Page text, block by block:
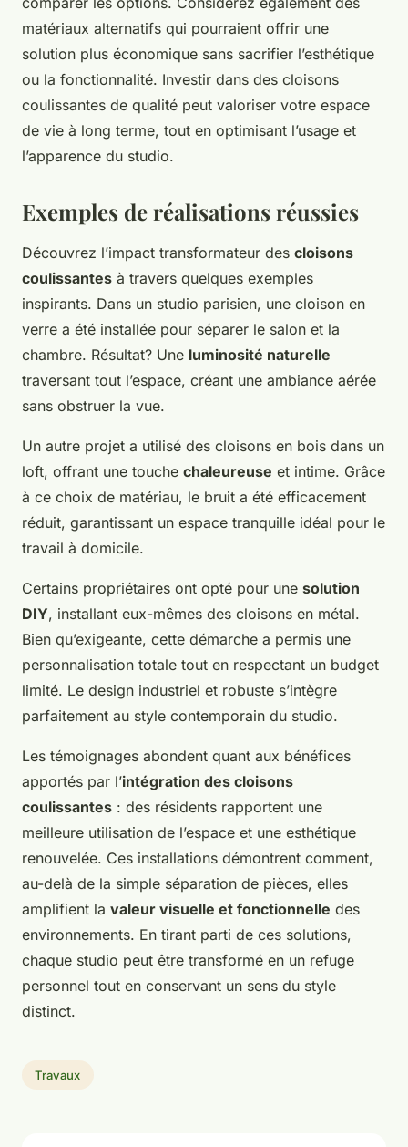
matériaux alternatifs qui pourraient offrir une
solution plus économique sans sacrifier l’esthétique
ou la fonctionnalité. Investir dans des cloisons
coulissantes de qualité peut valoriser votre espace
de vie à long terme, tout en optimisant l’usage et
l’apparence du studio.
Exemples de réalisations réussies
Découvrez l’impact transformateur des cloisons
coulissantes à travers quelques exemples
inspirants. Dans un studio parisien, une cloison en
verre a été installée pour séparer le salon et la
chambre. Résultat? Une luminosité naturelle
traversant tout l’espace, créant une ambiance aérée
sans obstruer la vue.
Un autre projet a utilisé des cloisons en bois dans un
loft, offrant une touche chaleureuse et intime. Grâce
à ce choix de matériau, le bruit a été efficacement
réduit, garantissant un espace tranquille idéal pour le
travail à domicile.
Certains propriétaires ont opté pour une solution
DIY, installant eux-mêmes des cloisons en métal.
Bien qu’exigeante, cette démarche a permis une
personnalisation totale tout en respectant un budget
limité. Le design industriel et robuste s’intègre
parfaitement au style contemporain du studio.
Les témoignages abondent quant aux bénéfices
apportés par l’intégration des cloisons
coulissantes : des résidents rapportent une
meilleure utilisation de l’espace et une esthétique
renouvelée. Ces installations démontrent comment,
au-delà de la simple séparation de pièces, elles
amplifient la valeur visuelle et fonctionnelle des
environnements. En tirant parti de ces solutions,
chaque studio peut être transformé en un refuge
personnel tout en conservant un sens du style
distinct.
Travaux